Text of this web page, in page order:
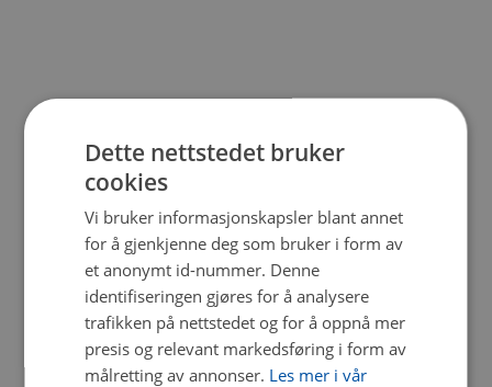
Dette nettstedet bruker
cookies
Vi bruker informasjonskapsler blant annet
for å gjenkjenne deg som bruker i form av
et anonymt id-nummer. Denne
identifiseringen gjøres for å analysere
trafikken på nettstedet og for å oppnå mer
presis og relevant markedsføring i form av
målretting av annonser. Les mer i vår